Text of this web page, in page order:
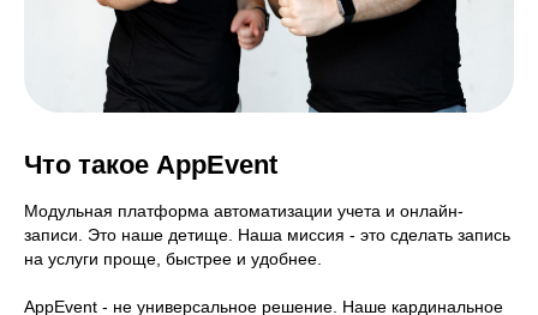
Что такое AppEvent
Модульная платформа автоматизации учета и онлайн-
записи. Это наше детище. Наша миссия - это сделать запись
на услуги проще, быстрее и удобнее.
AppEvent - не универсальное решение. Наше кардинальное